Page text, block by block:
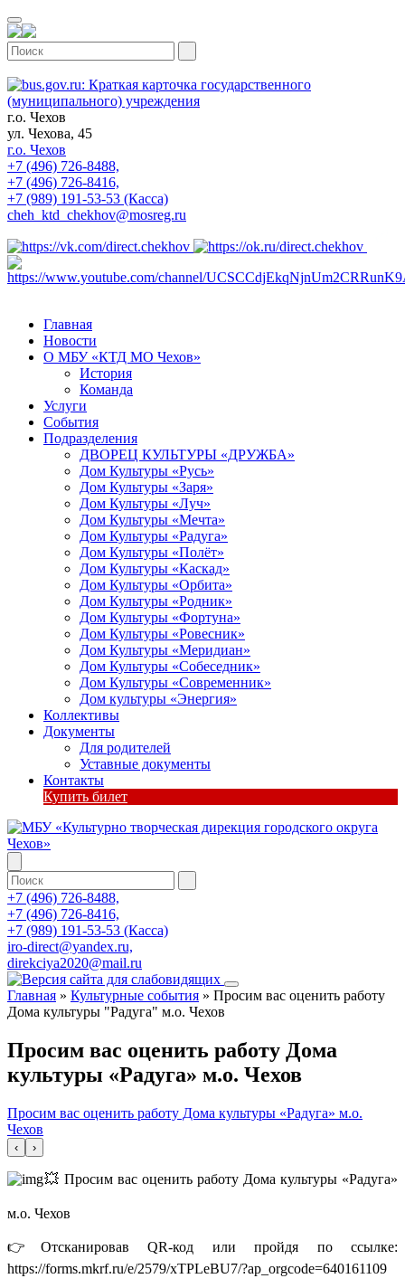
г.о. Чехов
ул. Чехова, 45
г.о. Чехов
+7 (496) 726-8488,
+7 (496) 726-8416,
+7 (989) 191-53-53 (Касса)
cheh_ktd_chekhov@mosreg.ru
Главная
Новости
О МБУ «КТД МО Чехов»
История
Команда
Услуги
События
Подразделения
ДВОРЕЦ КУЛЬТУРЫ «ДРУЖБА»
Дом Культуры «Русь»
Дом Культуры «Заря»
Дом Культуры «Луч»
Дом Культуры «Мечта»
Дом Культуры «Радуга»
Дом Культуры «Полёт»
Дом Культуры «Каскад»
Дом Культуры «Орбита»
Дом Культуры «Родник»
Дом Культуры «Фортуна»
Дом Культуры «Ровесник»
Дом Культуры «Меридиан»
Дом Культуры «Собеседник»
Дом Культуры «Современник»
Дом культуры «Энергия»
Коллективы
Документы
Для родителей
Уставные документы
Контакты
Купить билет
+7 (496) 726-8488,
+7 (496) 726-8416,
+7 (989) 191-53-53 (Касса)
iro-direct@yandex.ru,
direkciya2020@mail.ru
Главная » Культурные события » Просим вас оценить работу
Дома культуры "Радуга" м.о. Чехов
Просим вас оценить работу Дома
культуры «Радуга» м.о. Чехов
Просим вас оценить работу Дома культуры «Радуга» м.о.
Чехов
‹ ›
💥 Просим вас оценить работу Дома культуры «Радуга»
м.о. Чехов
👉Отсканировав QR-код или пройдя по ссылке:
https://forms.mkrf.ru/e/2579/xTPLeBU7/?ap_orgcode=640161109